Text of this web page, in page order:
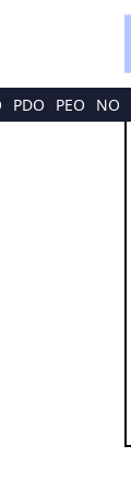
PDO PEO NO